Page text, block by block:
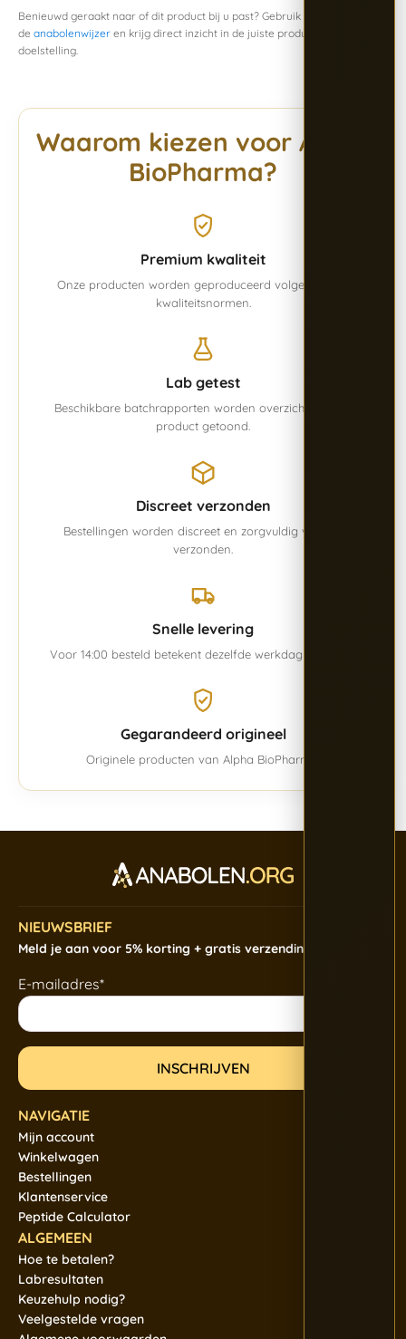
Benieuwd geraakt naar of dit product bij u past? Gebruik
de anabolenwijzer en krijg direct inzicht in de juiste producten voor uw
doelstelling.
Waarom kiezen voor Alpha
BioPharma?
Premium kwaliteit
Onze producten worden geproduceerd volgens vaste
kwaliteitsnormen.
Lab getest
Beschikbare batchrapporten worden overzichtelijk per
product getoond.
Discreet verzonden
Bestellingen worden discreet en zorgvuldig verpakt
verzonden.
Snelle levering
Voor 14:00 besteld betekent dezelfde werkdag verwerkt.
Gegarandeerd origineel
Originele producten van Alpha BioPharma.
NIEUWSBRIEF
Meld je aan voor 5% korting + gratis verzending
E-mailadres*
NAVIGATIE
Mijn account
Winkelwagen
Bestellingen
Klantenservice
Peptide Calculator
ALGEMEEN
Hoe te betalen?
Labresultaten
Keuzehulp nodig?
Veelgestelde vragen